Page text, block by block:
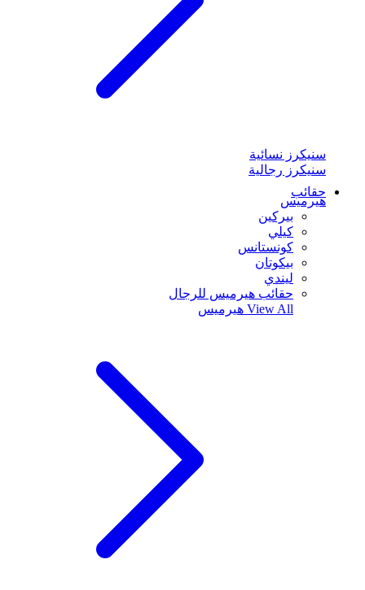
سنيكرز نسائية
سنيكرز رجالية
حقائب
هيرميس
بيركين
كيلي
كونستانس
بيكوتان
ليندي
حقائب هيرميس للرجال
View All هيرميس